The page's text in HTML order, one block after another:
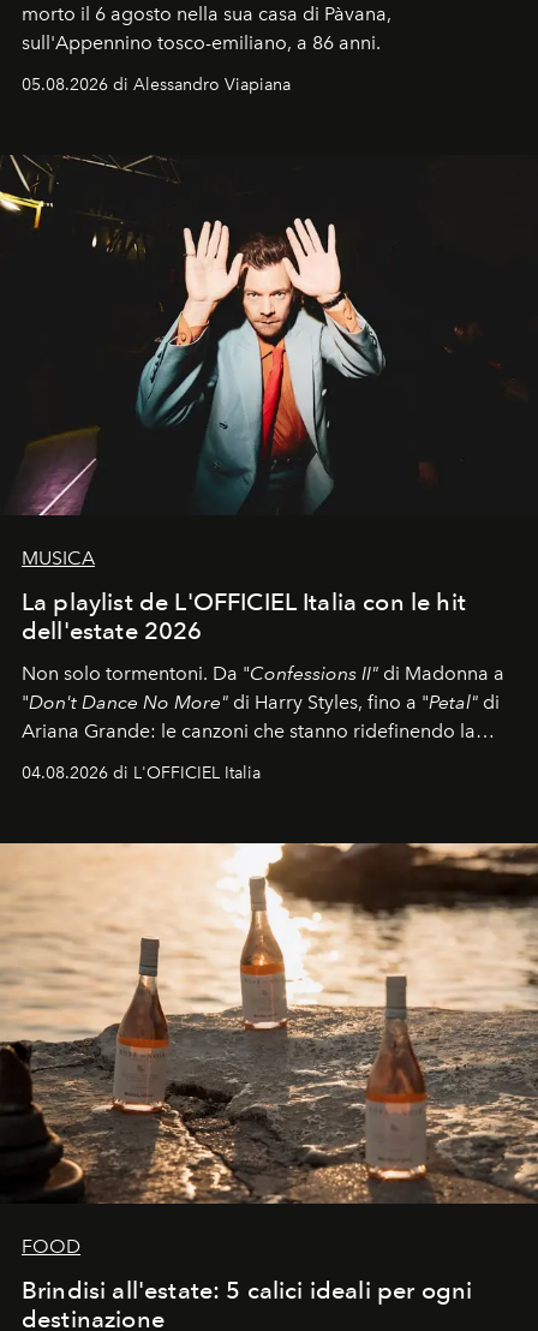
morto il 6 agosto nella sua casa di Pàvana,
sull'Appennino tosco-emiliano, a 86 anni.
05.08.2026 di Alessandro Viapiana
MUSICA
La playlist de L'OFFICIEL Italia con le hit
dell'estate 2026
Non solo tormentoni. Da "Confessions II" di Madonna a
"Don't Dance No More" di Harry Styles, fino a "Petal" di
Ariana Grande: le canzoni che stanno ridefinendo la
colonna sonora della stagione.
04.08.2026 di L'OFFICIEL Italia
FOOD
Brindisi all'estate: 5 calici ideali per ogni
destinazione